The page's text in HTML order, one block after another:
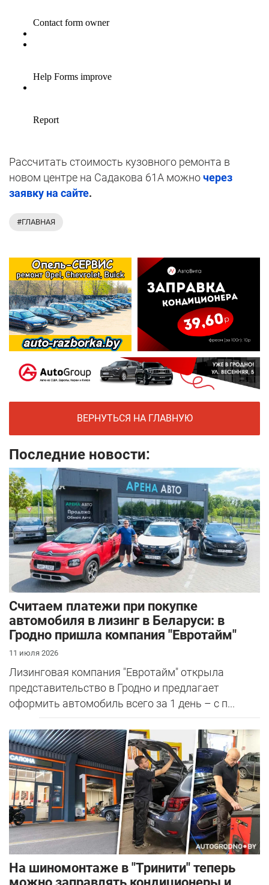
Рассчитать стоимость кузовного ремонта в
новом центре на Садакова 61А можночерез
заявку на сайте.
#ГЛАВНАЯ
ВЕРНУТЬСЯ НА ГЛАВНУЮ
Последние новости:
Считаем платежи при покупке
автомобиля в лизинг в Беларуси: в
Гродно пришла компания "Евротайм"
11 июля 2026
Лизинговая компания "Евротайм" открыла
представительство в Гродно и предлагает
оформить автомобиль всего за 1 день – с п...
На шиномонтаже в "Тринити" теперь